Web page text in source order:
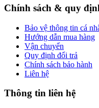
Chính sách & quy
Bảo vệ thông tin cá
Hướng dẫn mua hàng
Vận chuyển
Quy định đổi trả
Chính sách bảo hành
Liên hệ
Thông tin liên hệ